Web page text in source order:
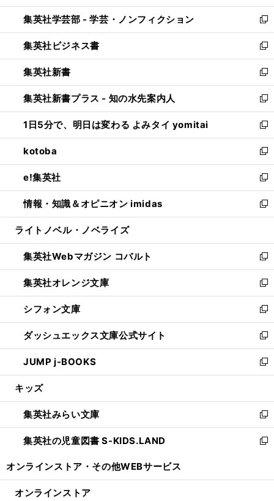
開
く
ウ
で
開
く
ン
ド
ウ
で
開
く
ウ
ィ
ン
ド
ウ
で
開
く
集英社学芸部 - 学芸・ノンフィクション
新
し
い
ウ
ィ
ン
ド
ウ
で
開
く
集英社ビジネス書
新
し
い
ウ
ィ
ン
ド
ウ
で
開
く
集英社新書
新
し
い
ウ
ィ
ン
ド
ウ
で
開
く
集英社新書プラス - 知の水先案内人
新
し
い
ウ
ィ
ン
ド
ウ
で
開
1日5分で、明日は変わる よみタイ yomitai
新
し
い
ウ
ィ
ン
ド
ウ
開
く
kotoba
新
し
い
ウ
ィ
ン
ウ
で
開
く
e!集英社
新
し
い
ウ
ン
ド
ウ
で
開
く
情報・知識＆オピニオン imidas
新
し
ウ
ィ
ン
ド
ウ
で
開
く
ライトノベル・ノベライズ
集英社Webマガジン コバルト
新
し
い
ウ
ィ
ン
ド
ウ
で
開
集英社オレンジ文庫
新
し
い
ウ
ィ
ン
ド
ウ
開
く
シフォン文庫
新
し
い
ウ
ィ
ン
ウ
で
開
く
ダッシュエックス文庫公式サイト
新
し
い
ウ
ン
ド
ウ
で
JUMP j-BOOKS
新
し
ウ
ィ
ン
ド
開
キッズ
集英社みらい文庫
新
し
い
ン
集英社の児童図書 S-KIDS.LAND
新
ウ
オンラインストア・ その他WEBサービス
オンラインストア